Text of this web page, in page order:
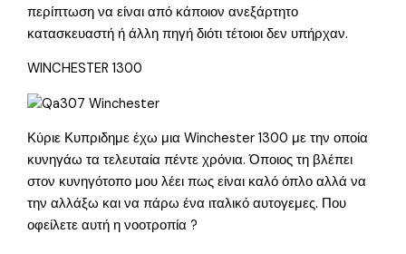
περίπτωση να είναι από κάποιον ανεξάρτητο
κατασκευαστή ή άλλη πηγή διότι τέτοιοι δεν υπήρχαν.
WINCHESTER 1300
Κύριε Κυπριδημε έχω μια Winchester 1300 με την οποία
κυνηγάω τα τελευταία πέντε χρόνια. Όποιος τη βλέπει
στον κυνηγότοπο μου λέει πως είναι καλό όπλο αλλά να
την αλλάξω και να πάρω ένα ιταλικό αυτογεμες. Που
οφείλετε αυτή η νοοτροπία ?